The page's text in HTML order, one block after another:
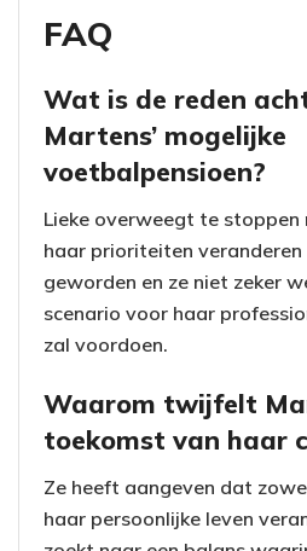
FAQ
Wat is de reden
Martens’ mogelijke
voetbalpensioen?
Lieke overweegt te
haar prioriteiten veranderen
geworden en ze niet zeker
scenario voor haar
zal voordoen.
Waarom twijfelt
toekomst van haar
Ze heeft aangeven dat
haar persoonlijke leven